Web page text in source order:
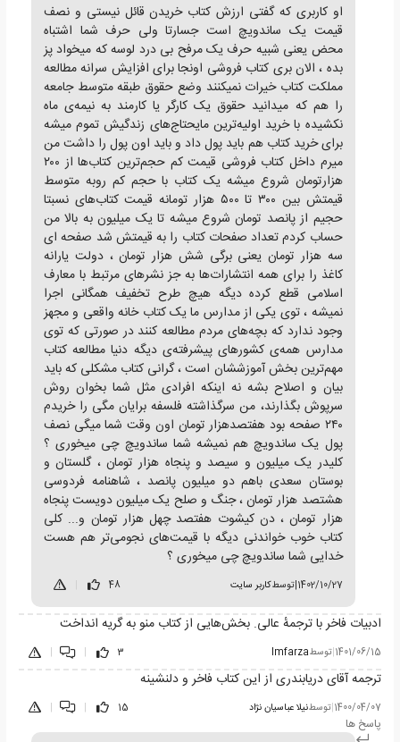
او کاربری که گفتی ارزش کتاب خریدن قائل نیستی و نصف
قیمت یک ساندویچ است جسارتا ولی حرف شما اشتباه
محض یعنی شبیه حرف یک مرفح بی درد لوسه که میخواد پز
بده ، الان بری کتاب فروشی اونجا برای افزایش سرانه مطالعه
مملکت کتاب خیرات نمیکنند وضع حقوق طبقه متوسط جامعه
را هم که میدانید حقوق یک کارگر یا کارمند به نیمه‌ی ماه
نکشیده با خرید اولیه‌ترین مایحتاج‌های زندگیش تموم میشه
برای خرید کتاب هم باید پول داد و باید اون پول را داشت من
میرم داخل کتاب فروشی قیمت کم حجم‌ترین کتاب‌ها از ۲۰۰
هزارتومان شروع میشه یک کتاب با حجم کم روبه متوسط
قیمتش بین ۳۰۰ تا ۵۰۰ هزار تومانه قیمت کتاب‌های نسبتا
حجیم از پانصد تومان شروع میشه تا یک میلیون به بالا من
حساب کردم تعداد صفحات کتاب را به قیمتش شد صفحه ای
سه هزار تومان یعنی برگی شش هزار تومان ، دولت یارانه
کاغذ را برای همه انتشارات‌ها به جز نشر‌های مرتبط با معارف
اسلامی قطع کرده دیگه هیچ طرح تخفیف همگانی اجرا
نمیشه ، توی یکی از مدارس ما یک کتاب خانه واقعی و مجهز
وجود ندارد که بچه‌های مردم مطالعه کنند در صورتی که توی
مدارس همه‌ی کشور‌های پیشرفته‌ی دیگه دنیا مطالعه کتاب
مهم‌ترین بخش آموزششان است ، گرانی کتاب مشکلی که باید
بیان و اصلاح بشه نه اینکه افرادی مثل شما بخوان روش
سرپوش بگذارند، من سرگذاشته فلسفه برایان مگی را خریدم
۲۴۰ صفحه بود هفتصدهزار تومان اون وقت شما میگی نصف
پول یک ساندویچ هم نمیشه شما ساندویچ چی میخوری ؟
کلیدر یک میلیون و سیصد و پنجاه هزار تومان ، گلستان و
بوستان سعدی باهم دو میلیون پانصد ، شاهنامه فردوسی
هشتصد هزار تومان ، جنگ و صلح یک میلیون دویست پنجاه
هزار تومان ، دن کیشوت هفتصد چهل هزار تومان و... کلی
کتاب خوب خواندنی دیگه با قیمت‌های نجومی‌تر هم هست
خدایی شما ساندویچ چی میخوری ؟
1402/10/27
|توسطکاربر سایت 48
ادبیات فاخر با ترجمهٔ عالی. بخش‌هایی از کتاب منو به گریه انداخت
1401/06/15
|توسطImfarza
3
|
|
ترجمه آقای دریابندری از این کتاب فاخر و دلنشینه
1400/04/07
|توسطنیلا عباسیان نژاد 15
|
|
پاسخ ها